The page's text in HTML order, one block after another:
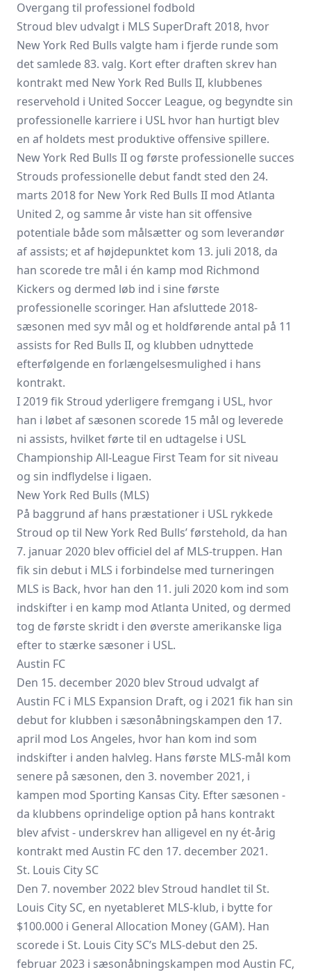
Overgang til professionel fodbold
Stroud blev udvalgt i MLS SuperDraft 2018, hvor
New York Red Bulls valgte ham i fjerde runde som
det samlede 83. valg. Kort efter draften skrev han
kontrakt med New York Red Bulls II, klubbenes
reservehold i United Soccer League, og begyndte sin
professionelle karriere i USL hvor han hurtigt blev
en af holdets mest produktive offensive spillere.
New York Red Bulls II og første professionelle succes
Strouds professionelle debut fandt sted den 24.
marts 2018 for New York Red Bulls II mod Atlanta
United 2, og samme år viste han sit offensive
potentiale både som målsætter og som leverandør
af assists; et af højdepunktet kom 13. juli 2018, da
han scorede tre mål i én kamp mod Richmond
Kickers og dermed løb ind i sine første
professionelle scoringer. Han afsluttede 2018-
sæsonen med syv mål og et holdførende antal på 11
assists for Red Bulls II, og klubben udnyttede
efterfølgende en forlængelsesmulighed i hans
kontrakt.
I 2019 fik Stroud yderligere fremgang i USL, hvor
han i løbet af sæsonen scorede 15 mål og leverede
ni assists, hvilket førte til en udtagelse i USL
Championship All-League First Team for sit niveau
og sin indflydelse i ligaen.
New York Red Bulls (MLS)
På baggrund af hans præstationer i USL rykkede
Stroud op til New York Red Bulls’ førstehold, da han
7. januar 2020 blev officiel del af MLS-truppen. Han
fik sin debut i MLS i forbindelse med turneringen
MLS is Back, hvor han den 11. juli 2020 kom ind som
indskifter i en kamp mod Atlanta United, og dermed
tog de første skridt i den øverste amerikanske liga
efter to stærke sæsoner i USL.
Austin FC
Den 15. december 2020 blev Stroud udvalgt af
Austin FC i MLS Expansion Draft, og i 2021 fik han sin
debut for klubben i sæsonåbningskampen den 17.
april mod Los Angeles, hvor han kom ind som
indskifter i anden halvleg. Hans første MLS-mål kom
senere på sæsonen, den 3. november 2021, i
kampen mod Sporting Kansas City. Efter sæsonen -
da klubbens oprindelige option på hans kontrakt
blev afvist - underskrev han alligevel en ny ét-årig
kontrakt med Austin FC den 17. december 2021.
St. Louis City SC
Den 7. november 2022 blev Stroud handlet til St.
Louis City SC, en nyetableret MLS-klub, i bytte for
$100.000 i General Allocation Money (GAM). Han
scorede i St. Louis City SC’s MLS-debut den 25.
februar 2023 i sæsonåbningskampen mod Austin FC,